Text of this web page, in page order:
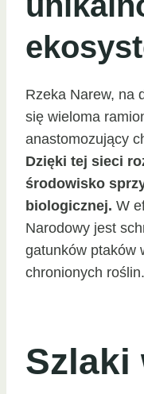
Rzeka Narew, na
się wieloma
anastomozujący
Dzięki tej sieci
środowisko
biologicznej. W
Narodowy jest
gatunków ptaków
chronionych roślin.
Szlaki